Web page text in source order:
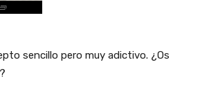
sencillo pero muy adictivo. ¿Os